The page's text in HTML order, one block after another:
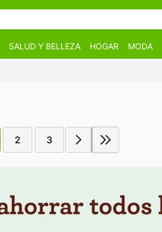
SALUD Y BELLEZA HOGAR MODA
2 3